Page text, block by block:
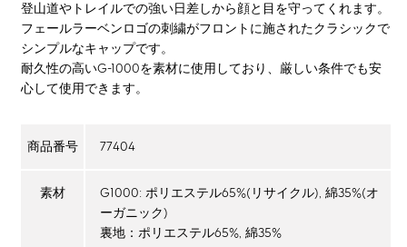
登山道やトレイルでの強い日差しから顔と目を守ってくれます。
フェールラーベンロゴの刺繍がフロントに施されたクラシックで
シンプルなキャップです。
耐久性の高いG-1000を素材に使用しており、厳しい条件でも安
心して使用できます。
商品番号 77404
素材
G1000: ポリエステル65%(リサイクル), 綿35%(オ
ーガニック)
裏地：ポリエステル65%, 綿35%